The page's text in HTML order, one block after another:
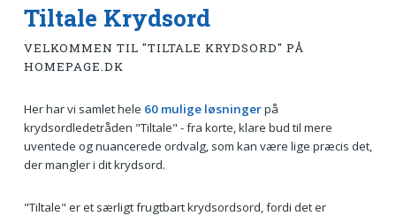
Tiltale Krydsord
VELKOMMEN TIL "TILTALE KRYDSORD" PÅ
HOMEPAGE.DK
Her har vi samlet hele 60 mulige løsningerpå
krydsordledetråden "Tiltale" - fra korte, klare bud til mere
uventede og nuancerede ordvalg, som kan være lige præcis det,
der mangler i dit krydsord.
"Tiltale" er et særligt frugtbart krydsordsord, fordi det er